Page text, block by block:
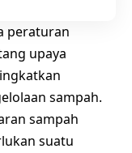
peraturan
upaya
sampah.
sampah
suatu